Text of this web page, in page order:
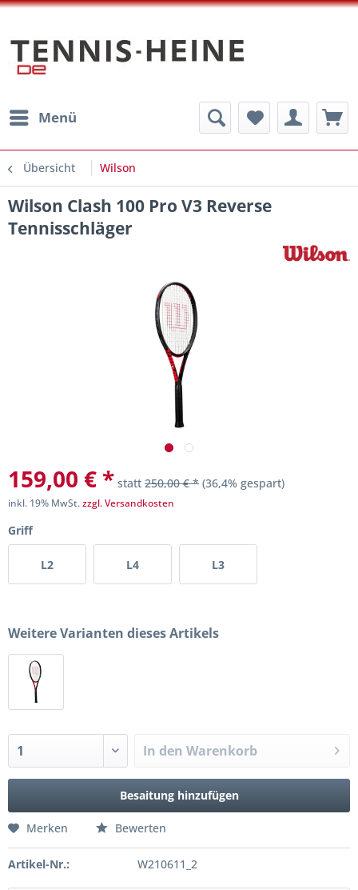
Menü
Übersicht Wilson
Wilson Clash 100 Pro V3 Reverse
Tennisschläger
159,00 € * statt 250,00 € * (36,4% gespart)
inkl. 19% MwSt.zzgl. Versandkosten
Griff
L2 L4 L3
Weitere Varianten dieses Artikels
In den Warenkorb
Besaitung hinzufügen
Merken Bewerten
Artikel-Nr.: W210611_2